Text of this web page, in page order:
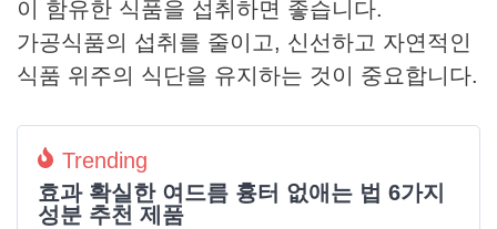
이 함유한 식품을 섭취하면 좋습니다.
가공식품의 섭취를 줄이고, 신선하고 자연적인
식품 위주의 식단을 유지하는 것이 중요합니다.
Trending
효과 확실한 여드름 흉터 없애는 법 6가지
성분 추천 제품